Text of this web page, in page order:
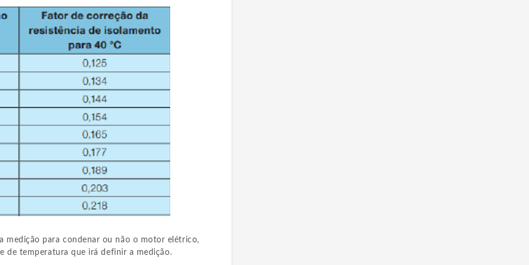
medição para condenar ou não o motor elétrico,
de temperatura que irá definir a medição.